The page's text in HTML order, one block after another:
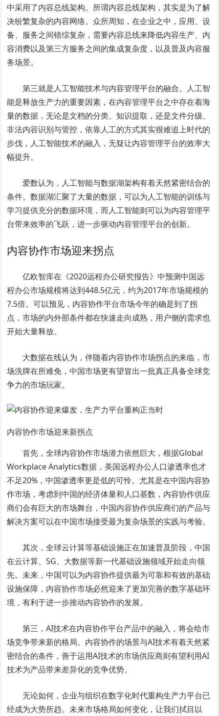
中采用了内容总线架构。所谓内容总线架构，其实是为了解
决纷繁复杂的内容网络。众所周知，在企业之中，应用、设
备、服务之间错综复杂，需要内容总线来降低内容生产、内
容消费以及第三方服务之间的集成复杂度，以及普及内容服
务场景。
第三就是人工智能技术与内容管理平台的融合。人工智
能是释放生产力的重要因素，在内容管理平台之中存在着海
量的数据，无论是文档的分类、知识提取，还是文件分级、
非法内容识别与管控，依靠人工的方式其实很难追上时代的
步伐，人工智能技术的融入，无疑让内容管理平台的效率大
幅提升。
爱数认为，人工智能与数据湖架构有着天然紧密结合的
条件。数据湖汇聚了大量的数据，可以为人工智能的训练与
学习提供充分的数据环境，而人工智能则可以为内容管理平
台带来效率的飞跃，进一步驱动内容管理平台的创新。
内容协作市场迎来拐点
亿欧智库在《2020远程办公研究报告》中预测中国远
程办公市场规模将达到448.5亿元，约为2017年市场规模的
7.5倍。可以预见，内容协作平台市场今年的确是到了拐
点，市场的内外部条件都在快速走向成熟，用户侧的需求也
开始大量释放。
大数据在线认为，伴随着内容协作市场拐点的来临，市
场洗牌在所难免，中国市场更有望冒出一批真正具备全球竞
争力的市场玩家。
内容协作市场迎来新拐点
首先，全球内容协作市场潜力依然巨大，根据Global
Workplace Analytics数据，美国远程办公人口渗透率也才
不足20%，中国渗透率更是低的可怜。尤其是在中国内容协
作市场，考虑到中国的经济体量和人口基数，内容协作供应
商们会有巨大的市场舞台，中国内容协作供应商们的产品与
解决方案可以在中国市场接受最为复杂场景的实践与考验。
其次，全球云计算等基础设施正在加速普及阶段，中国
在云计算、5G、大数据等新一代基础设施领域开始走向领
先。未来，中国可以为内容协作提供最为可靠和有效的基础
设施保障，内容协作市场必然迎来了更加完善的数字基础环
境，有利于进一步推动内容协作的发展。
第三，AI技术在内容协作平台产品中的融入，将会给市
场竞争带来新的格局。内容协作的场景与AI技术有着天然紧
密结合的条件，善于运用AI技术的市场供应商则有望利用AI
技术为产品带来差异化的竞争优势。
无论如何，企业与组织在数字化时代重构生产力平台已
经成为大势所趋。未来市场格局如何变化，让我们拭目以